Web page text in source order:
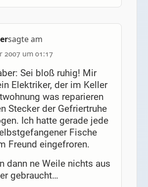
sagte am
2007 um 01:17
Sei bloß ruhig! Mir
Elektriker, der im Keller
was reparieren
Stecker der Gefriertruhe
Ich hatte gerade jede
Fische
Freund eingefroren.
dann ne Weile nichts aus
gebraucht…